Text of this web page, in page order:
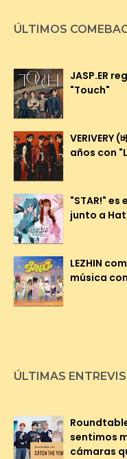
ÚLTIMOS
JASP.ER
"Touch"
VERIVERY
años con
"STAR!" es
junto a
LEZHIN
música con
ÚLTIMAS
sentimos
cámaras